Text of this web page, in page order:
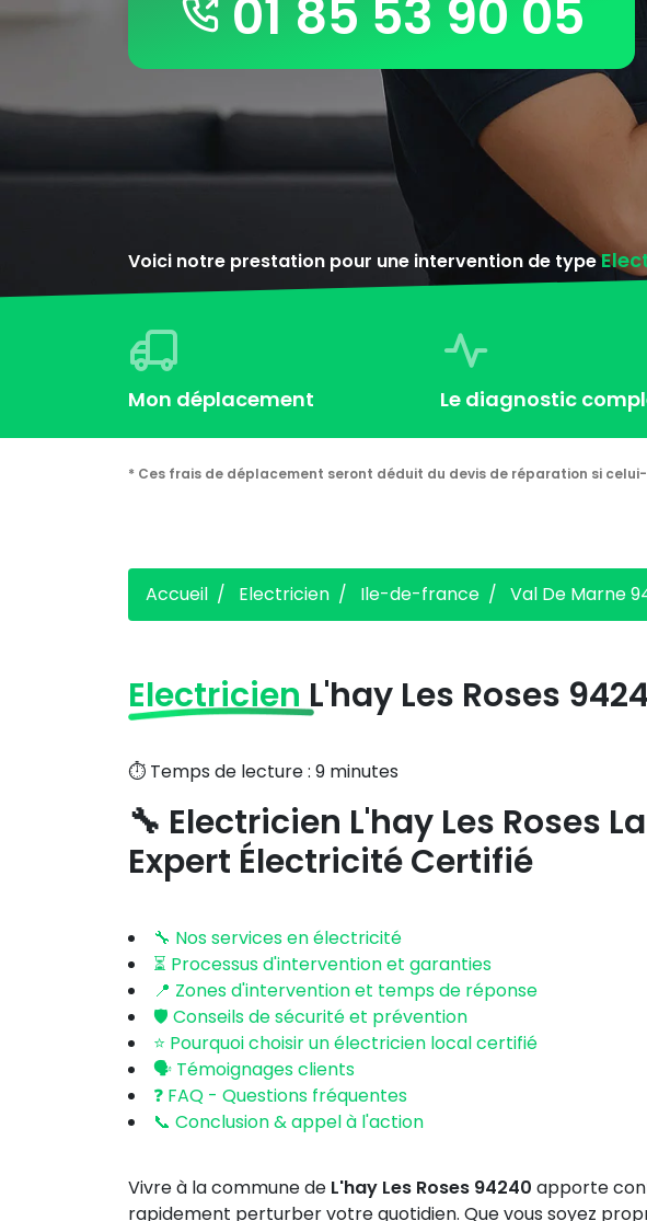
01 85 53 90 05
Voici notre prestation pour une intervention de type
Mon déplacement Le diagnostic
* Ces frais de déplacement seront déduit du devis de réparation si
Accueil Electricien Ile-de-france Val De Marne
Electricien L'hay Les Roses
⏱️ Temps de lecture : 9 minutes
🔧 Electricien L'hay Les Roses
Expert Électricité Certifié
🔧 Nos services en électricité
⏳ Processus d'intervention et garanties
📍 Zones d'intervention et temps de réponse
🛡️ Conseils de sécurité et prévention
⭐ Pourquoi choisir un électricien local certifié
🗣️ Témoignages clients
❓ FAQ - Questions fréquentes
📞 Conclusion & appel à l'action
Vivre à la commune de L'hay Les Roses 94240 apporte
rapidement perturber votre quotidien. Que vous soyez